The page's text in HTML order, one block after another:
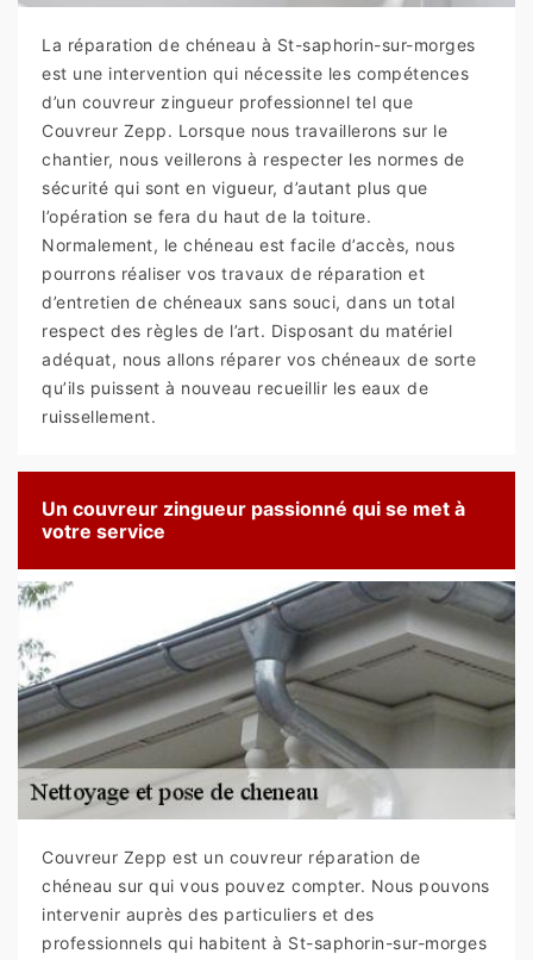
La réparation de chéneau à St-saphorin-sur-morges
est une intervention qui nécessite les compétences
d’un couvreur zingueur professionnel tel que
Couvreur Zepp. Lorsque nous travaillerons sur le
chantier, nous veillerons à respecter les normes de
sécurité qui sont en vigueur, d’autant plus que
l’opération se fera du haut de la toiture.
Normalement, le chéneau est facile d’accès, nous
pourrons réaliser vos travaux de réparation et
d’entretien de chéneaux sans souci, dans un total
respect des règles de l’art. Disposant du matériel
adéquat, nous allons réparer vos chéneaux de sorte
qu’ils puissent à nouveau recueillir les eaux de
ruissellement.
Un couvreur zingueur passionné qui se met à
votre service
Couvreur Zepp est un couvreur réparation de
chéneau sur qui vous pouvez compter. Nous pouvons
intervenir auprès des particuliers et des
professionnels qui habitent à St-saphorin-sur-morges